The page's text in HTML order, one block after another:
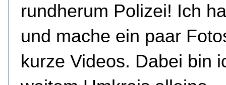
rundherum Polizei! Ich
und mache ein paar
kurze Videos. Dabei bin